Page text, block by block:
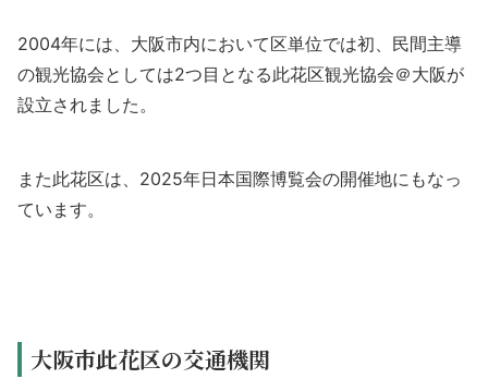
2004年には、大阪市内において区単位では初、民間主導
の観光協会としては2つ目となる此花区観光協会＠大阪が
設立されました。
また此花区は、 2025年日本国際博覧会の開催地にもなっ
ています。
大阪市此花区の交通機関